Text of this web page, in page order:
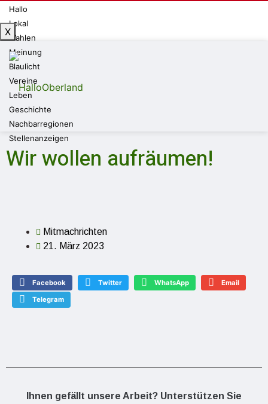
Hallo
Lokal
Wahlen
Meinung
Blaulicht
Vereine
Leben
Geschichte
Nachbarregionen
Stellenanzeigen
X
Wir wollen aufräumen!
Mitmachrichten
21. März 2023
Facebook Twitter WhatsApp Email
Telegram
Ihnen gefällt unsere Arbeit? Unterstützen Sie